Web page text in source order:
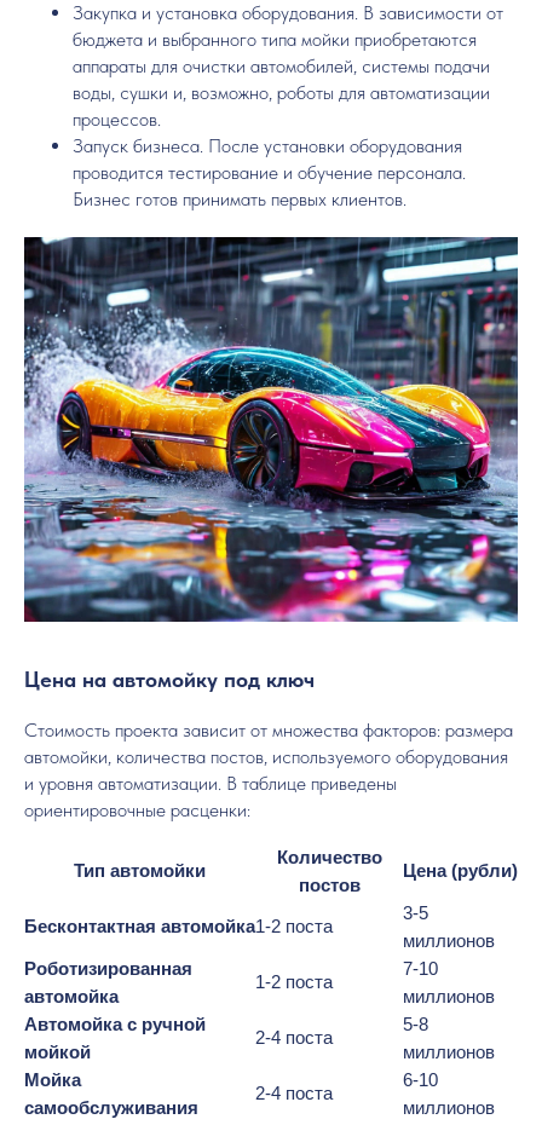
Закупка и установка оборудования. В зависимости от
бюджета и выбранного типа мойки приобретаются
аппараты для очистки автомобилей, системы подачи
воды, сушки и, возможно, роботы для автоматизации
процессов.
Запуск бизнеса. После установки оборудования
проводится тестирование и обучение персонала.
Бизнес готов принимать первых клиентов.
Цена на автомойку под ключ
Стоимость проекта зависит от множества факторов: размера
автомойки, количества постов, используемого оборудования
и уровня автоматизации. В таблице приведены
ориентировочные расценки:
Тип автомойки
Количество
постов
Цена (рубли)
Бесконтактная автомойка1-2 поста
3-5
миллионов
Роботизированная
автомойка
1-2 поста
7-10
миллионов
Автомойка с ручной
мойкой
2-4 поста
5-8
миллионов
Мойка
самообслуживания
2-4 поста
6-10
миллионов